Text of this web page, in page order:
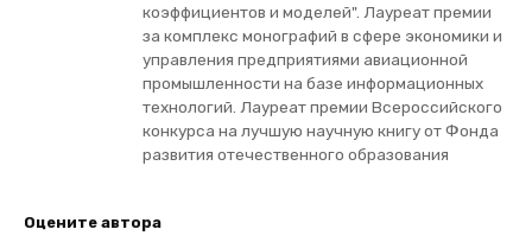
коэффициентов и моделей". Лауреат премии
за комплекс монографий в сфере экономики и
управления предприятиями авиационной
промышленности на базе информационных
технологий. Лауреат премии Всероссийского
конкурса на лучшую научную книгу от Фонда
развития отечественного образования
Оцените автора